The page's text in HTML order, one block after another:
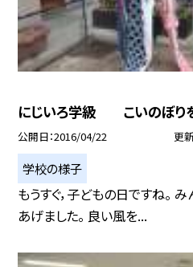
にじいろ学級 こいのぼり
公開日 2016/04/22 更
学校の様子
もうすぐ，子どもの日ですね。
あげました。 良い風を...